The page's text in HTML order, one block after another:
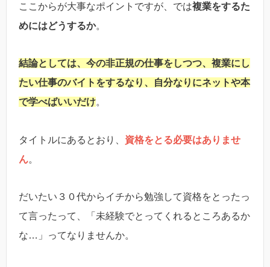
ここからが大事なポイントですが、では複業をするた
めにはどうするか。
結論としては、今の非正規の仕事をしつつ、複業にし
たい仕事のバイトをするなり、自分なりにネットや本
で学べばいいだけ。
タイトルにあるとおり、 資格をとる必要はありませ
ん。
だいたい３０代からイチから勉強して資格をとったっ
て言ったって、「未経験でとってくれるところあるか
な…」ってなりませんか。